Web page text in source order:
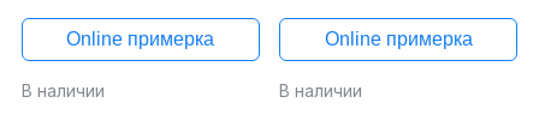
Online примерка
В наличии
Online примерка
В наличии